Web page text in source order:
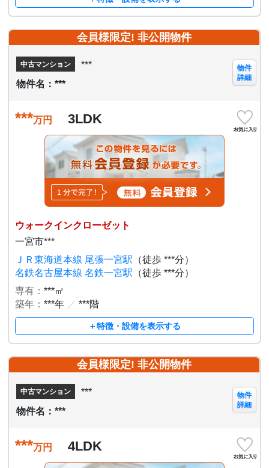
会員様限定! 非公開物件
中古マンション
***
物件名：***
物件
詳細
***万円 3LDK
ウォークインクローゼット
一宮市***
ＪＲ東海道本線 尾張一宮駅 （徒歩 ***分）
名鉄名古屋本線 名鉄一宮駅 （徒歩 ***分）
専有：***㎡
築年：***年 ／ ***階
＋特徴・設備を表示する
会員様限定! 非公開物件
中古マンション
***
物件名：***
物件
詳細
***万円 4LDK